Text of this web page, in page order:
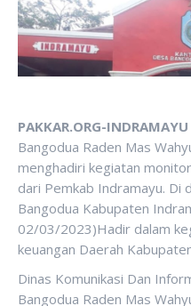
PAKKAR.ORG-
Bangodua Raden Mas
menghadiri kegiatan
dari Pemkab Indramayu. Di
Bangodua Kabupaten
02/03/2023)Hadir dalam
keuangan Daerah
Dinas Komunikasi Dan
Bangodua Raden Mas